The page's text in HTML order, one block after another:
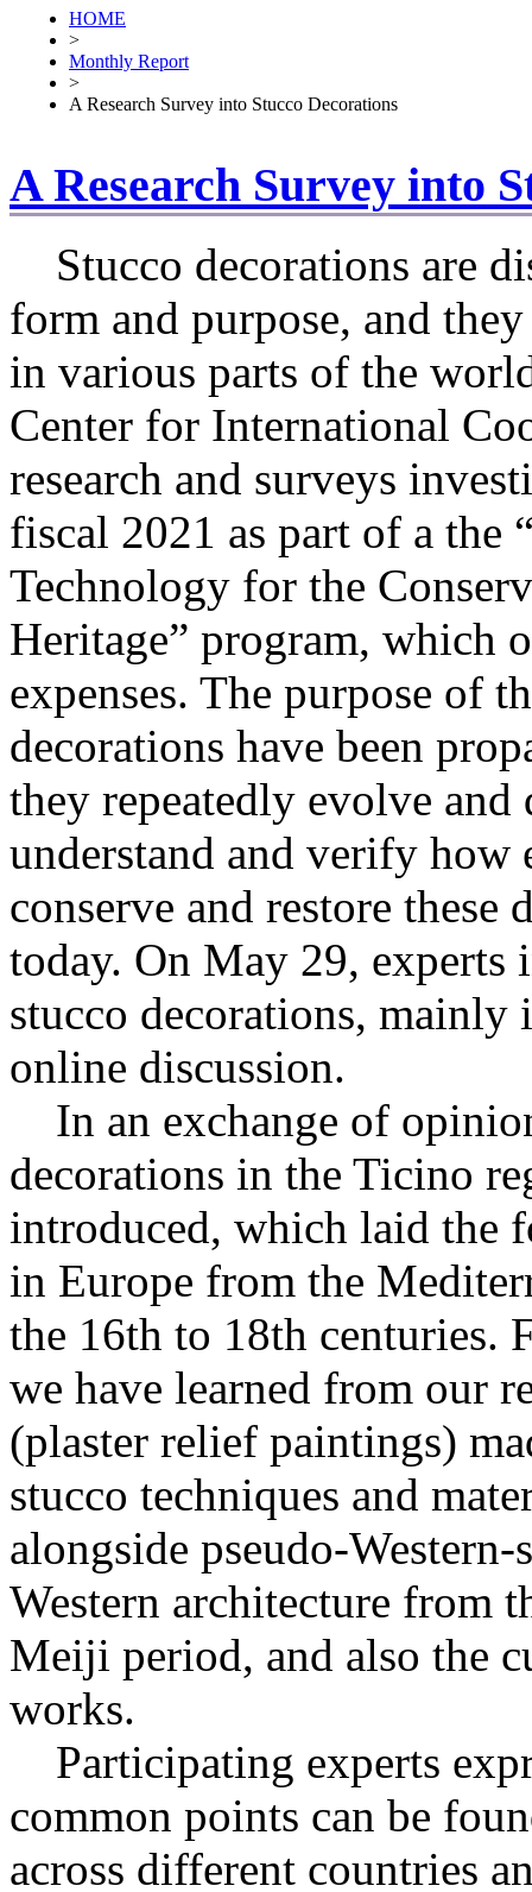
HOME
>
Monthly Report
>
A Research Survey into Stucco Decorations
A Research Survey into
Stucco decorations are
form and purpose, and
in various parts of the
Center for International
research and surveys
fiscal 2021 as part of a the
Technology for the
Heritage” program, which
expenses. The purpose of
decorations have been
they repeatedly evolve
understand and verify how
conserve and restore
today. On May 29,
stucco decorations,
online discussion.
In an exchange of
decorations in the Ticino
introduced, which laid the
in Europe from the
the 16th to 18th centuries.
we have learned from our
(plaster relief paintings)
stucco techniques and
alongside pseudo-
Western architecture from
Meiji period, and also the
works.
Participating experts
common points can be
across different countries